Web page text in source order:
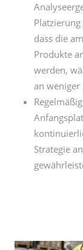
dass die
Produkte
werden,
an weniger
Strategie